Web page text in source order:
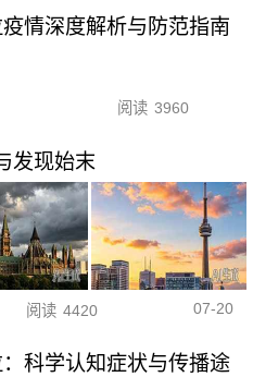
情深度解析与防范指南
阅读 3960
发现始末
阅读 4420 07-20
科学认知症状与传播途